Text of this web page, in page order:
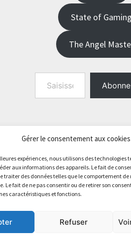
Gérer le consentement aux cookies
expériences, nous utilisons des technologies
aux informations des appareils. Le fait de
traiter des données telles que le comportement de
Le fait de ne pas consentir ou de retirer son
caractéristiques et fonctions.
Refuser
State of Gaming
The Angel
Saisissez votre adresse e-mail…